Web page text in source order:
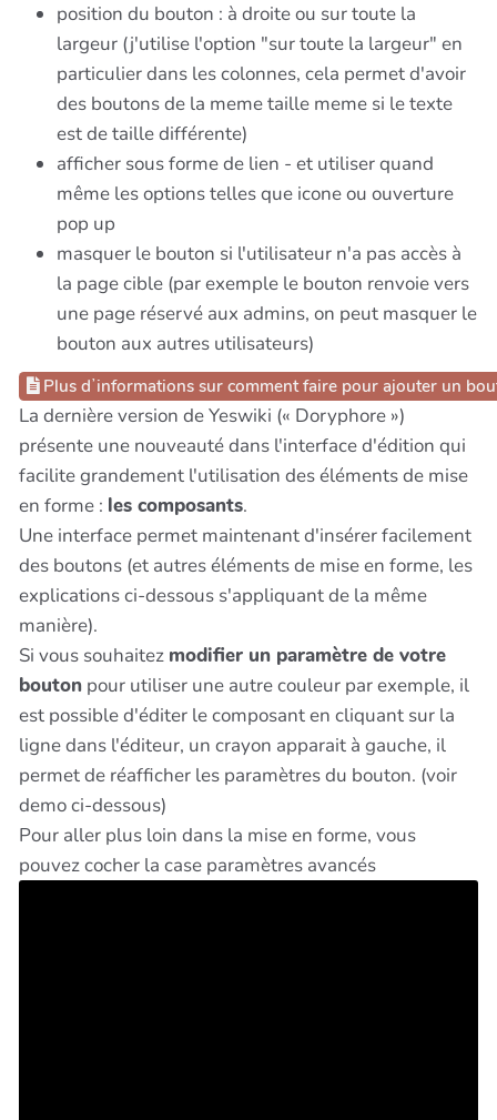
position du bouton : à droite ou sur toute la
largeur (j'utilise l'option "sur toute la largeur" en
particulier dans les colonnes, cela permet d'avoir
des boutons de la meme taille meme si le texte
est de taille différente)
afficher sous forme de lien - et utiliser quand
même les options telles que icone ou ouverture
pop up
masquer le bouton si l'utilisateur n'a pas accès à
la page cible (par exemple le bouton renvoie vers
une page réservé aux admins, on peut masquer le
bouton aux autres utilisateurs)
Plus dʼinformations sur comment faire pour ajouter un
La dernière version de Yeswiki (« Doryphore »)
présente une nouveauté dans l'interface d'édition qui
facilite grandement l'utilisation des éléments de mise
en forme : les composants.
Une interface permet maintenant d'insérer facilement
des boutons (et autres éléments de mise en forme, les
explications ci-dessous s'appliquant de la même
manière).
Si vous souhaitez modifier un paramètre de votre
bouton pour utiliser une autre couleur par exemple, il
est possible d'éditer le composant en cliquant sur la
ligne dans l'éditeur, un crayon apparait à gauche, il
permet de réafficher les paramètres du bouton. (voir
demo ci-dessous)
Pour aller plus loin dans la mise en forme, vous
pouvez cocher la case paramètres avancés